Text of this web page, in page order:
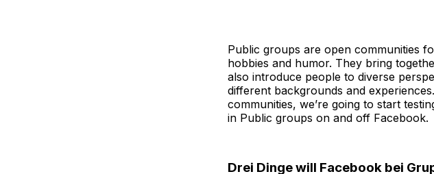
Public groups are open communities
hobbies and humor. They bring
also introduce people to diverse
different backgrounds and
communities, we’re going to start
in Public groups on and off Facebook.
Drei Dinge will Facebook bei